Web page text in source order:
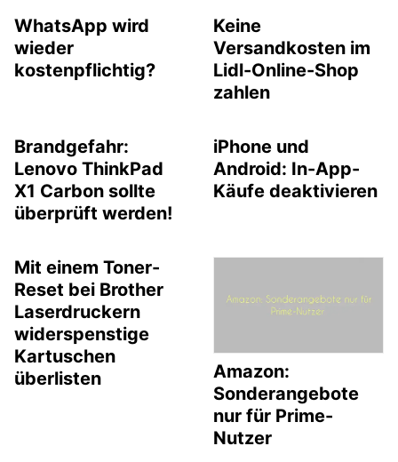
WhatsApp wird
wieder
kostenpflichtig?
Keine
Versandkosten im
Lidl-Online-Shop
zahlen
Brandgefahr:
Lenovo ThinkPad
X1 Carbon sollte
überprüft werden!
iPhone und
Android: In-App-
Käufe deaktivieren
Mit einem Toner-
Reset bei Brother
Laserdruckern
widerspenstige
Kartuschen
überlisten
Amazon:
Sonderangebote
nur für Prime-
Nutzer